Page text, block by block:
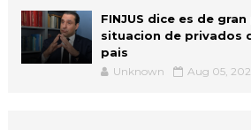
FINJUS dice es de
situacion de privados
pais
Unknown Aug 05,